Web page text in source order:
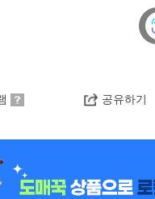
공유하기